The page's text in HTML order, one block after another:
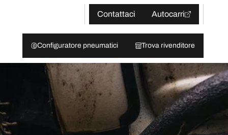
Contattaci Autocarri
Configuratore pneumatici Trova rivenditore